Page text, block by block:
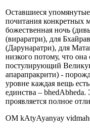
Оставшиеся
почитания конкретных
божественная ночь
(вираратри), для
(Дарунаратри), для
низкого потому, что
постулирующий
апарапракрити) -
уровне каждая вещь
единства –
проявляется полное
OM kAtyAyanyay